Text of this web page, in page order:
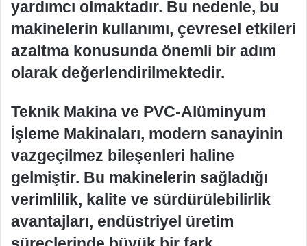
yardımcı olmaktadır. Bu nedenle, bu
makinelerin kullanımı, çevresel etkileri
azaltma konusunda önemli bir adım
olarak değerlendirilmektedir.
Teknik Makina ve PVC-Alüminyum
İşleme Makinaları, modern sanayinin
vazgeçilmez bileşenleri haline
gelmiştir. Bu makinelerin sağladığı
verimlilik, kalite ve sürdürülebilirlik
avantajları, endüstriyel üretim